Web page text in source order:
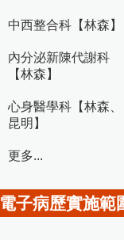
中西整合科【林森】
內分泌新陳代謝科
【林森】
心身醫學科【林森、
昆明】
更多...
電子病歷實施範